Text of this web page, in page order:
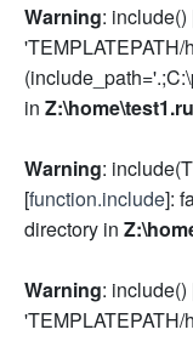
Warning: include()
in
Warning:
[function.include]:
directory in
Warning: include()